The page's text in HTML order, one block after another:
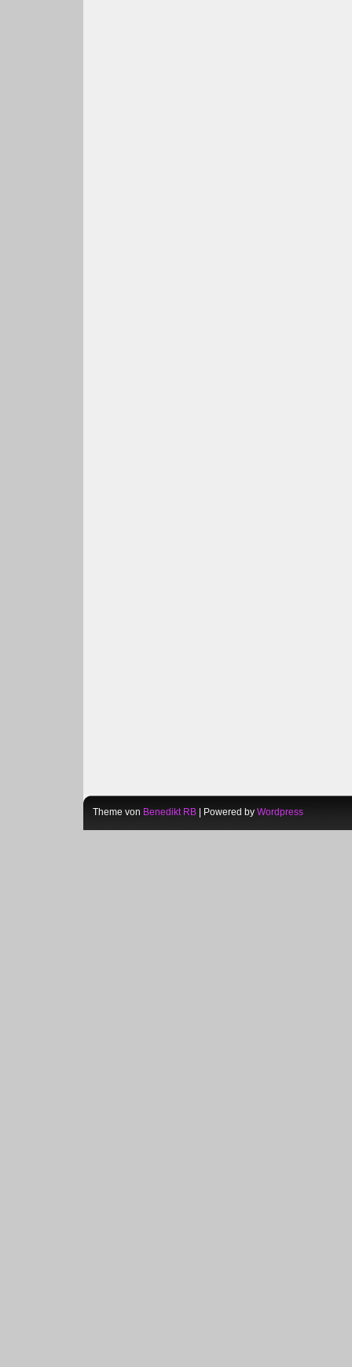
Theme von Benedikt RB | Powered by Wordpress